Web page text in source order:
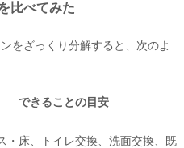
比べてみた
をざっくり分解すると、次のよ
できることの目安
・床、トイレ交換、洗面交換、既